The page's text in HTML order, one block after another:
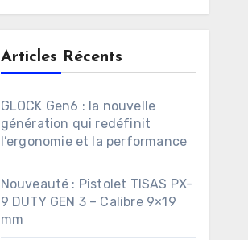
Articles Récents
GLOCK Gen6 : la nouvelle
génération qui redéfinit
l’ergonomie et la performance
Nouveauté : Pistolet TISAS PX-
9 DUTY GEN 3 – Calibre 9×19
mm